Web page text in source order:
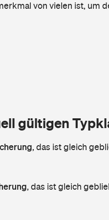
von vielen ist, um
gültigen
, das ist gleich
, das ist gleich